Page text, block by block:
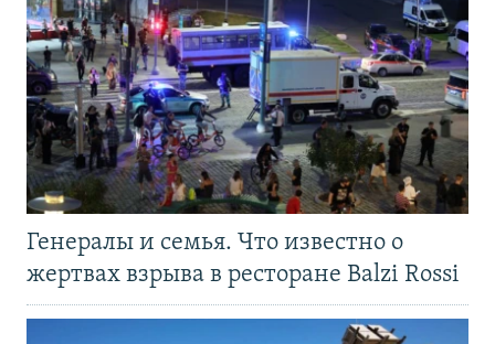
Генералы и семья. Что известно о
жертвах взрыва в ресторане Balzi Rossi